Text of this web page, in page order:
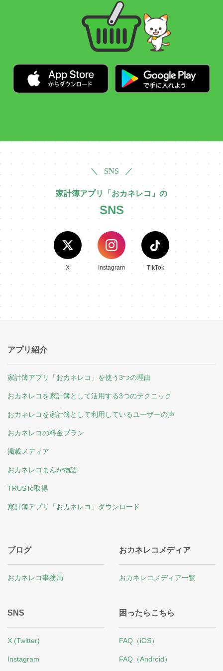
＼ SNS ／
家計簿アプリ「おカネレコ」の
SNS
X Instagram TikTok
アプリ紹介
家計簿アプリ「おカネレコ」を使う3つの理由
おカネレコを家計簿として活用する3つのテクニック
おカネレコを家計簿として利用しているユーザーの声
おカネレコの料金プラン
掲載メディア
おカネレコまんが物語
TRUSTe取得
家計簿アプリ「おカネレコ」ダウンロード
ブログ
おカネレコ事務局
おカネレコメディア
おカネレコメディア一覧
SNS
X (Twitter)
Instagram
困ったらこちら
FAQ（iOS）
FAQ（Android）